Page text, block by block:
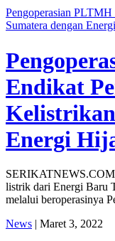
Pengoperasian
Sumatera dengan
Endikat
Energi
listrik dari Energi Baru
melalui beroperasinya
News | Maret 3, 2022